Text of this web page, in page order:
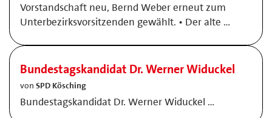
Vorstandschaft neu, Bernd Weber erneut zum
Unterbezirksvorsitzenden gewählt. • Der alte …
Bundestagskandidat Dr. Werner Widuckel
von SPD Kösching
Bundestagskandidat Dr. Werner Widuckel …